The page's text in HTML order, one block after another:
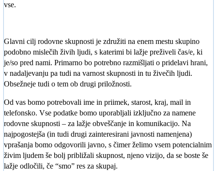
vse.
Glavni cilj rodovne skupnosti je združiti na enem mestu skupino
podobno mislečih živih ljudi, s katerimi bi lažje preživeli čas/e, ki
je/so pred nami. Primarno bo potrebno razmišljati o pridelavi hrani,
v nadaljevanju pa tudi na varnost skupnosti in tu živečih ljudi.
Obsežneje tudi o tem ob drugi priložnosti.
Od vas bomo potrebovali ime in priimek, starost, kraj, mail in
telefonsko. Vse podatke bomo uporabljali izključno za namene
rodovne skupnosti – za lažje obveščanje in komunikacijo. Na
najpogostejša (in tudi drugi zainteresirani javnosti namenjena)
vprašanja bomo odgovorili javno, s čimer želimo vsem potencialnim
živim ljudem še bolj približali skupnost, njeno vizijo, da se boste še
lažje odločili, če “smo” res za skupaj.